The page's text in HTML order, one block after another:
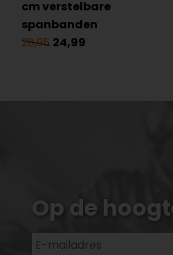
cm verstelbare
spanbanden
28,95 24,99
Op de